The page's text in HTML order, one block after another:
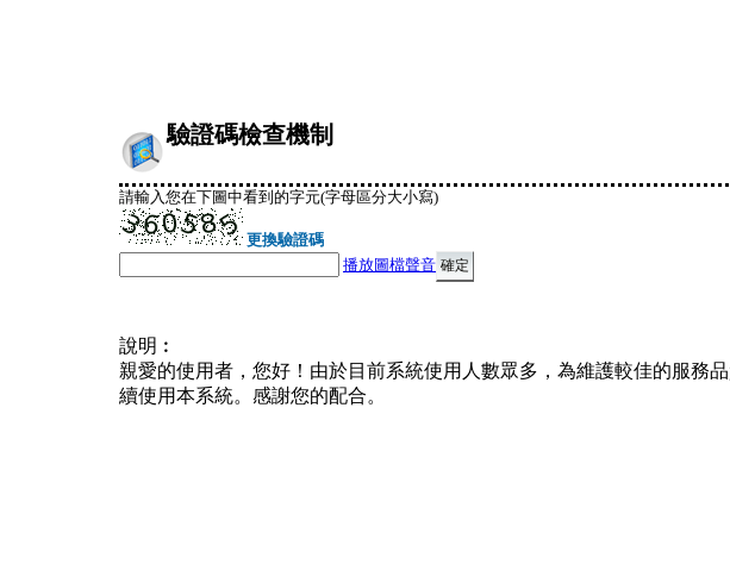
驗證碼檢查機制
請輸入您在下圖中看到的字元(字母區分大小寫)
更換驗證碼
播放圖檔聲音
說明︰
親愛的使用者，您好！由於目前系統使用人數眾多，為維護較佳的服務
續使用本系統。感謝您的配合。